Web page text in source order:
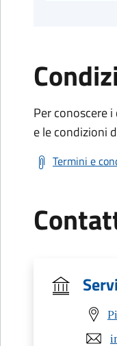
Per conoscere
e le condizioni
Termini e